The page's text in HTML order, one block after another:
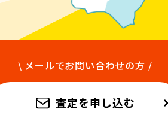
\ メールでお問い合わせの方 /
査定を申し込む